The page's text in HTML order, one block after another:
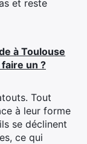
et reste
à Toulouse
un ?
Tout
à leur forme
se déclinent
ce qui